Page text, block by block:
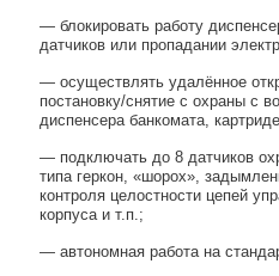
— блокировать работу
датчиков или пропадании
— осуществлять удалённое
постановку/снятие с охраны с
диспенсера банкомата,
— подключать до 8 датчиков
типа геркон, «шорох»,
контроля целостности цепей
корпуса и т.п.;
— автономная работа на